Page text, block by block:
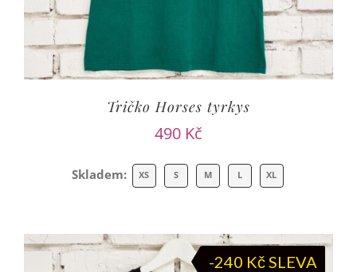
Tričko Horses tyrkys
490 Kč
Skladem: XS S M L XL
-240 KčSLEVA